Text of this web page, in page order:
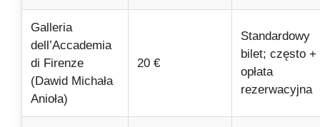
Galleria
dell’Accademia
di Firenze
(Dawid Michała
Anioła)
20 €
Standardowy
bilet; często +
opłata
rezerwacyjna